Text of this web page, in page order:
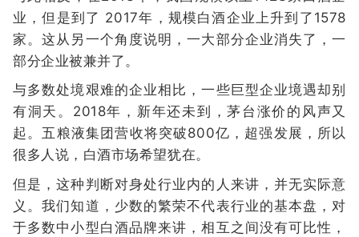
业，但是到了 2017年，规模白酒企业上升到了1578
家。这从另一个角度说明，一大部分企业消失了，一
部分企业被兼并了。
与多数处境艰难的企业相比，一些巨型企业境遇却别
有洞天。2018年，新年还未到，茅台涨价的风声又
起。五粮液集团营收将突破800亿，超强发展，所以
很多人说，白酒市场希望犹在。
但是，这种判断对身处行业内的人来讲，并无实际意
义。我们知道，少数的繁荣不代表行业的基本盘，对
于多数中小型白酒品牌来讲，相互之间没有可比性，